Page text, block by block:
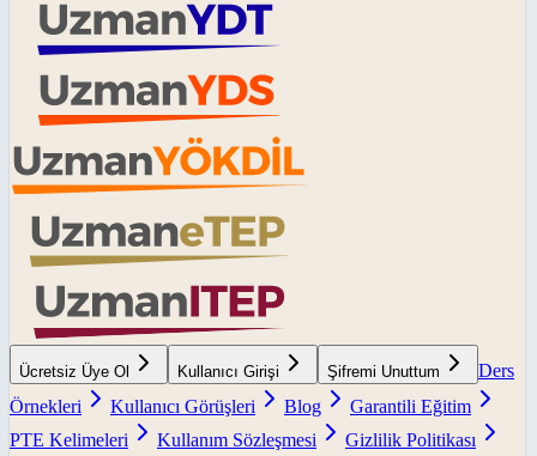
Ücretsiz Üye Ol Kullanıcı Girişi Şifremi Unuttum
Ders
Örnekleri
Kullanıcı Görüşleri Blog
Garantili Eğitim
PTE Kelimeleri
Kullanım Sözleşmesi
Gizlilik Politikası